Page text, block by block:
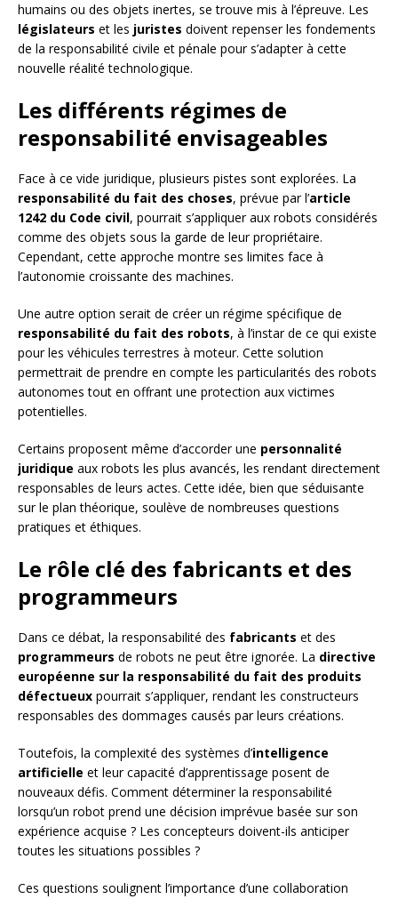
humains ou des objets inertes, se trouve mis à l’épreuve. Les
législateurs et les juristes doivent repenser les fondements
de la responsabilité civile et pénale pour s’adapter à cette
nouvelle réalité technologique.
Les différents régimes de
responsabilité envisageables
Face à ce vide juridique, plusieurs pistes sont explorées. La
responsabilité du fait des choses, prévue par l’article
1242 du Code civil, pourrait s’appliquer aux robots considérés
comme des objets sous la garde de leur propriétaire.
Cependant, cette approche montre ses limites face à
l’autonomie croissante des machines.
Une autre option serait de créer un régime spécifique de
responsabilité du fait des robots, à l’instar de ce qui existe
pour les véhicules terrestres à moteur. Cette solution
permettrait de prendre en compte les particularités des robots
autonomes tout en offrant une protection aux victimes
potentielles.
Certains proposent même d’accorder une personnalité
juridique aux robots les plus avancés, les rendant directement
responsables de leurs actes. Cette idée, bien que séduisante
sur le plan théorique, soulève de nombreuses questions
pratiques et éthiques.
Le rôle clé des fabricants et des
programmeurs
Dans ce débat, la responsabilité des fabricants et des
programmeurs de robots ne peut être ignorée. La directive
européenne sur la responsabilité du fait des produits
défectueux pourrait s’appliquer, rendant les constructeurs
responsables des dommages causés par leurs créations.
Toutefois, la complexité des systèmes d’intelligence
artificielle et leur capacité d’apprentissage posent de
nouveaux défis. Comment déterminer la responsabilité
lorsqu’un robot prend une décision imprévue basée sur son
expérience acquise ? Les concepteurs doivent-ils anticiper
toutes les situations possibles ?
Ces questions soulignent l’importance d’une collaboration